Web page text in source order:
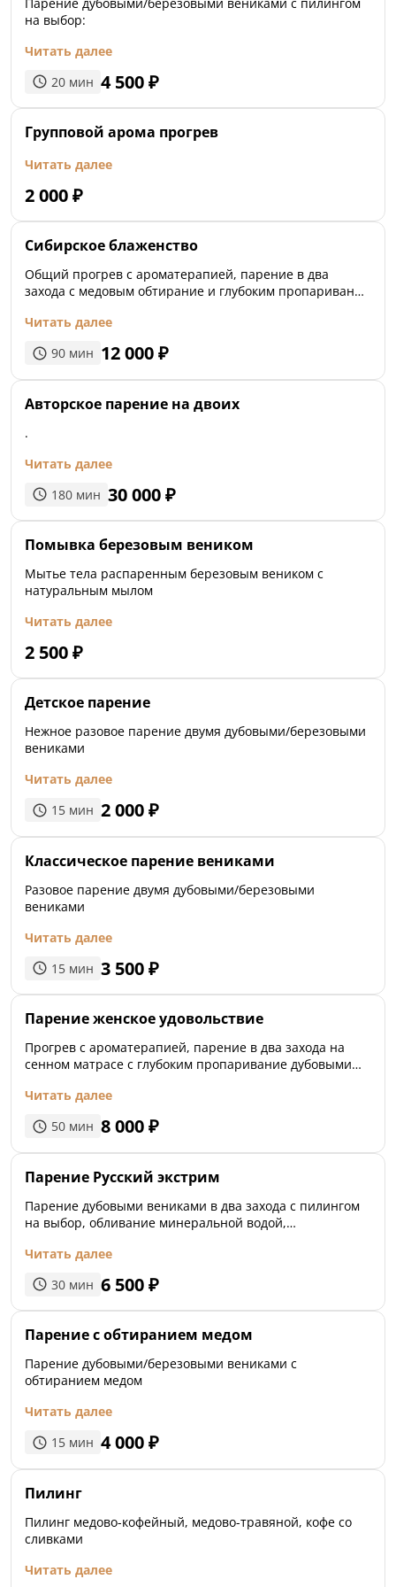
Мы рады Вас видет в рабочее время по будням и
на одного ребенка.
Каждый дополнительный час оплачивается
отдельно - 450 рублей/час
на выбор:
Читать далее
20 мин 4 500₽
Групповой арома прогрев
Читать далее
2 000₽
Сибирское блаженство
Общий прогрев с ароматерапией, парение в два
захода с медовым обтирание и глубоким пропаривание
можжевеловый массаж
Читать далее
90 мин 12 000₽
Авторское парение на двоих
.
Читать далее
180 мин 30 000₽
Помывка березовым веником
Мытье тела распаренным березовым веником с
натуральным мылом
Читать далее
2 500₽
Детское парение
Нежное разовое парение двумя дубовыми/березовыми
вениками
Читать далее
15 мин 2 000₽
Классическое парение вениками
Разовое парение двумя дубовыми/березовыми
вениками
Читать далее
15 мин 3 500₽
Парение женское удовольствие
Прогрев с ароматерапией, парение в два захода на
сенном матрасе с глубоким пропаривание дубовыми
медово-кофейный пилинг и обтирание цитрусами
Читать далее
50 мин 8 000₽
Парение Русский экстрим
Парение дубовыми вениками в два захода с пилингом
на выбор, обливание минеральной водой,
Читать далее
30 мин 6 500₽
Парение с обтиранием медом
Парение дубовыми/березовыми вениками с
обтиранием медом
Читать далее
15 мин 4 000₽
Пилинг
Пилинг медово-кофейный, медово-травяной, кофе со
сливками
Читать далее